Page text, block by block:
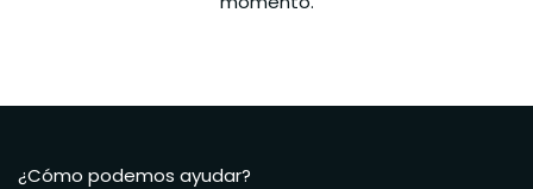
¿Cómo podemos ayudar?